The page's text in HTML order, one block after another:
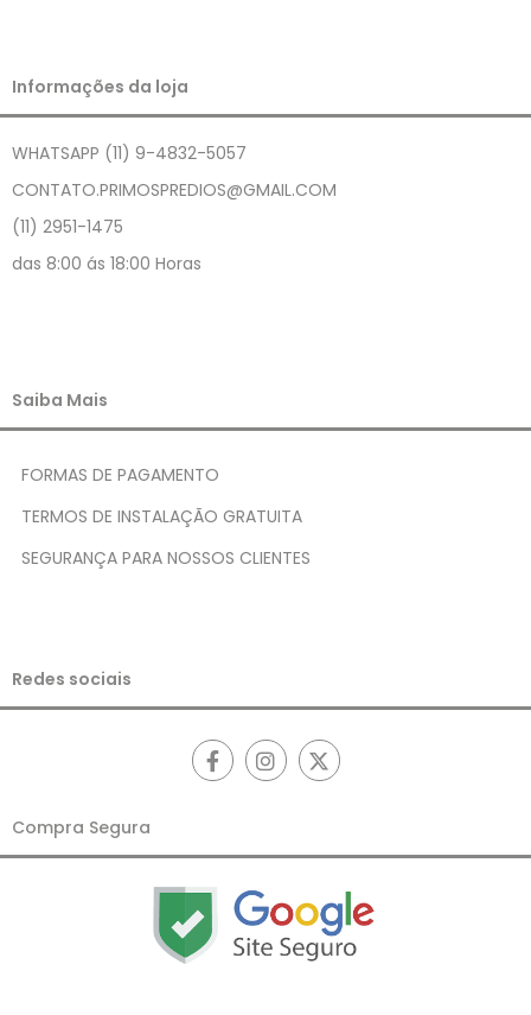
Informações da loja
WHATSAPP (11) 9-4832-5057
CONTATO.PRIMOSPREDIOS@GMAIL.COM
(11) 2951-1475
das 8:00 ás 18:00 Horas
Saiba Mais
FORMAS DE PAGAMENTO
TERMOS DE INSTALAÇÃO GRATUITA
SEGURANÇA PARA NOSSOS CLIENTES
Redes sociais
Compra Segura